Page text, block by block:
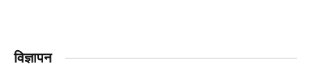
विज्ञापन